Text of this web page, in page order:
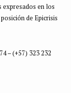
expresados en los
de Epicrisis
– (+57) 323 232